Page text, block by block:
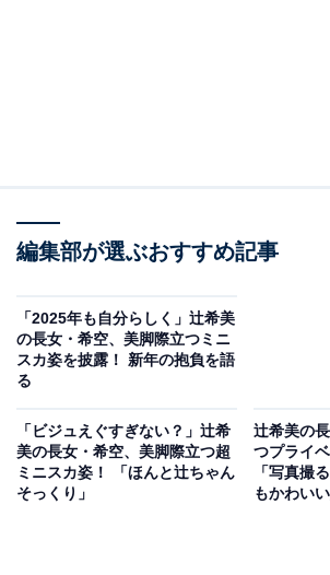
編集部が選ぶおすすめ記事
「2025年も自分らしく」辻希美
の長女・希空、美脚際立つミニ
スカ姿を披露！ 新年の抱負を語
る
「ビジュえぐすぎない？」辻希
美の長女・希空、美脚際立つ超
ミニスカ姿！ 「ほんと辻ちゃん
そっくり」
辻希美の
つプライ
「写真撮
もかわい